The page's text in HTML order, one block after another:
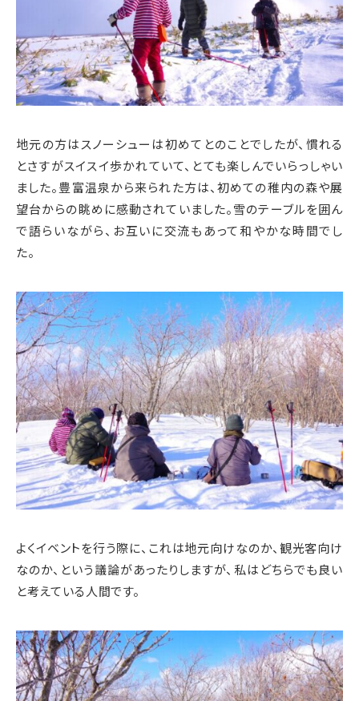
地元の方はスノーシューは初めてとのことでしたが、慣れる
とさすがスイスイ歩かれていて、とても楽しんでいらっしゃい
ました。豊富温泉から来られた方は、初めての稚内の森や展
望台からの眺めに感動されていました。雪のテーブルを囲ん
で語らいながら、お互いに交流もあって和やかな時間でし
た。
よくイベントを行う際に、これは地元向けなのか、観光客向け
なのか、という議論があったりしますが、私はどちらでも良い
と考えている人間です。